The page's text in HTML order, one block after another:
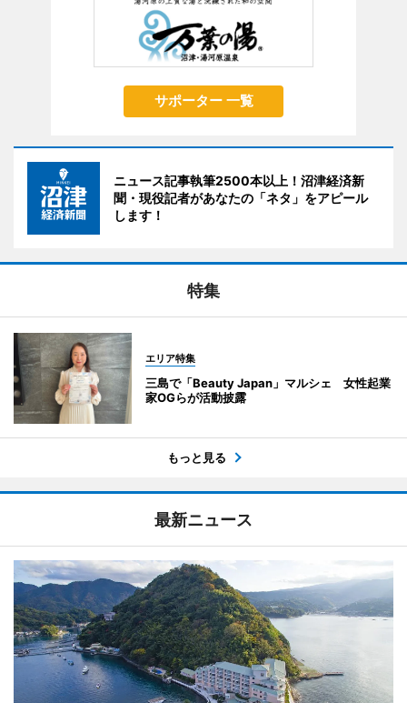
サポーター 一覧
ニュース記事執筆2500本以上！沼津経済新
聞・現役記者があなたの「ネタ」をアピール
します！
特集
エリア特集
三島で「Beauty Japan」マルシェ 女性起業
家OGらが活動披露
もっと見る
最新ニュース